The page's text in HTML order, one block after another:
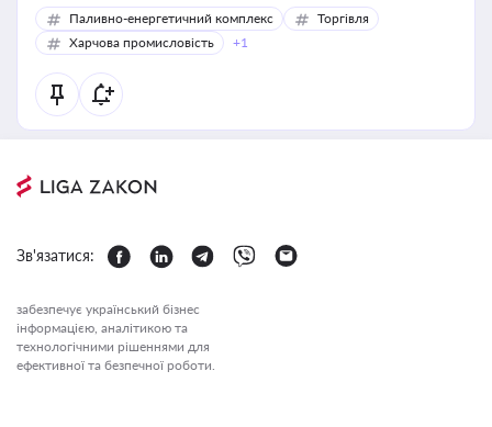
Паливно-енергетичний комплекс
Торгівля
Харчова промисловість
+1
Зв'язатися:
забезпечує український бізнес
інформацією, аналітикою та
технологічними рішеннями для
ефективної та безпечної роботи.